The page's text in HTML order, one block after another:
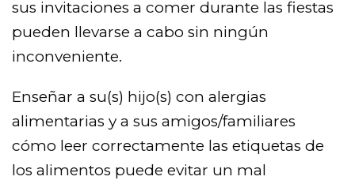
sus invitaciones a comer durante las fiestas
pueden llevarse a cabo sin ningún
inconveniente.
Enseñar a su(s) hijo(s) con alergias
alimentarias y a sus amigos/familiares
cómo leer correctamente las etiquetas de
los alimentos puede evitar un mal